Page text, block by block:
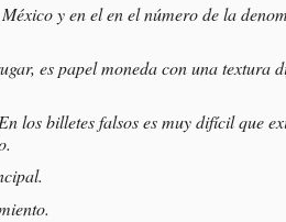
y en el en el número de la
es papel moneda con una textura
los billetes falsos es muy difícil que